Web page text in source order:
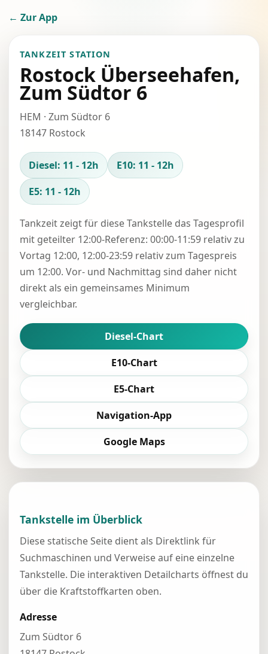
← Zur App
TANKZEIT STATION
Rostock Überseehafen,
Zum Südtor 6
HEM · Zum Südtor 6
18147 Rostock
Diesel: 11 - 12h
E10: 11 - 12h
E5: 11 - 12h
Tankzeit zeigt für diese Tankstelle das Tagesprofil
mit geteilter 12:00-Referenz: 00:00-11:59 relativ zu
Vortag 12:00, 12:00-23:59 relativ zum Tagespreis
um 12:00. Vor- und Nachmittag sind daher nicht
direkt als ein gemeinsames Minimum
vergleichbar.
Diesel-Chart
E10-Chart
E5-Chart
Navigation-App
Google Maps
Tankstelle im Überblick
Diese statische Seite dient als Direktlink für
Suchmaschinen und Verweise auf eine einzelne
Tankstelle. Die interaktiven Detailcharts öffnest du
über die Kraftstoffkarten oben.
Adresse
Zum Südtor 6